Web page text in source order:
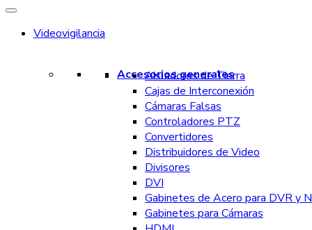
Videovigilancia
Accesorios generales
Aisladores de Tierra
Cajas de Interconexión
Cámaras Falsas
Controladores PTZ
Convertidores
Distribuidores de Video
Divisores
DVI
Gabinetes de Acero para DVR y
Gabinetes para Cámaras